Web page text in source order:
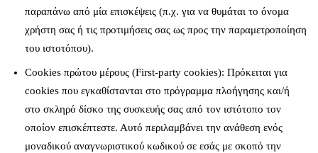
παραπάνω από μία επισκέψεις (π.χ. για να θυμάται το όνομα
χρήστη σας ή τις προτιμήσεις σας ως προς την παραμετροποίηση
του ιστοτόπου).
Cookies πρώτου μέρους (First-party cookies): Πρόκειται για
cookies που εγκαθίστανται στο πρόγραμμα πλοήγησης και/ή
στο σκληρό δίσκο της συσκευής σας από τον ιστότοπο τον
οποίον επισκέπτεστε. Αυτό περιλαμβάνει την ανάθεση ενός
μοναδικού αναγνωριστικού κωδικού σε εσάς με σκοπό την